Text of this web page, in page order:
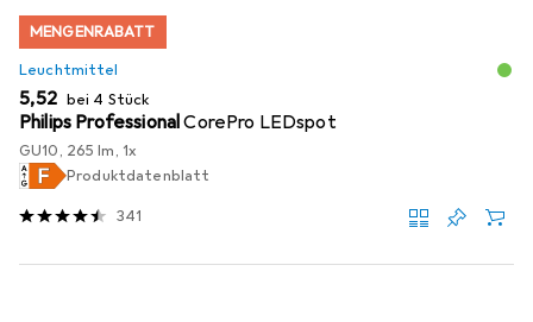
MENGENRABATT
Leuchtmittel
EUR
5,52 bei 4 Stück
Philips ProfessionalCorePro LEDspot
GU10, 265 lm, 1x
Produktdatenblatt
341